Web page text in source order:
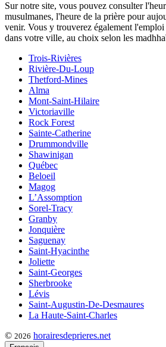
Sur notre site, vous pouvez consulter
musulmanes, l'heure de la prière pour
venir. Vous y trouverez également
dans votre ville, au choix selon les
Trois-Rivières
Rivière-Du-Loup
Thetford-Mines
Alma
Mont-Saint-Hilaire
Victoriaville
Rock Forest
Sainte-Catherine
Drummondville
Shawinigan
Québec
Beloeil
Magog
L’Assomption
Sorel-Tracy
Granby
Jonquière
Saguenay
Saint-Hyacinthe
Joliette
Saint-Georges
Sherbrooke
Lévis
Saint-Augustin-De-Desmaures
La Haute-Saint-Charles
© 2026 horairesdeprieres.net